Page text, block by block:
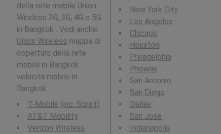
della rete mobile Union
Wireless 2G, 3G, 4G e 5G
in Bangkok . Vedi anche:
Union Wireless mappa di
copertura della rete
mobile in Bangkok
velocità mobile in
Bangkok .
T-Mobile (inc. Sprint)
AT&T Mobility
Verizon Wireless
New York City
Los Angeles
Chicago
Houston
Philadelphia
Phoenix
San Antonio
San Diego
Dallas
San Jose
Indianapolis